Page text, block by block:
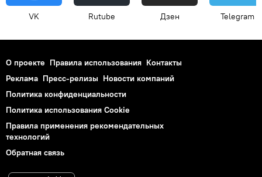
VK Rutube Дзен Telegram
О проекте Правила использования Контакты
Реклама Пресс-релизы Новости компаний
Политика конфиденциальности
Политика использования Cookie
Правила применения рекомендательных
технологий
Обратная связь